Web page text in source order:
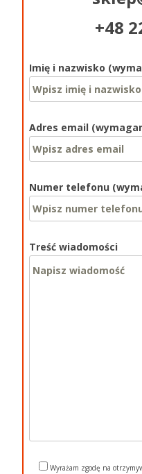
+48
Imię i nazwisko
Adres email
Numer telefonu
Treść wiadomości
Wyrażam zgodę na